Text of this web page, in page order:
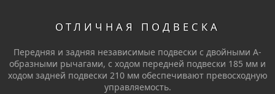
ОТЛИЧНАЯ ПОДВЕСКА
Передняя и задняя независимые подвески с двойными А-
образными рычагами, с ходом передней подвески 185 мм и
ходом задней подвески 210 мм обеспечивают превосходную
управляемость.